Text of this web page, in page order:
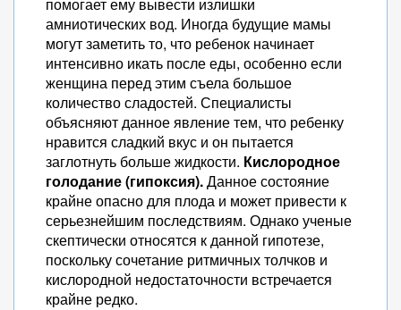
амниотических вод. Иногда будущие мамы
могут заметить то, что ребенок начинает
интенсивно икать после еды, особенно если
женщина перед этим съела большое
количество сладостей. Специалисты
объясняют данное явление тем, что ребенку
нравится сладкий вкус и он пытается
заглотнуть больше жидкости. Кислородное
голодание (гипоксия).Данное состояние
крайне опасно для плода и может привести к
серьезнейшим последствиям. Однако ученые
скептически относятся к данной гипотезе,
поскольку сочетание ритмичных толчков и
кислородной недостаточности встречается
крайне редко.